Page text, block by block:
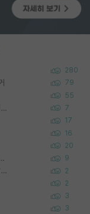
280
79
55
왜 후배가 못하는걸 교수님은 내 책임으로 돌리는걸까요? 7
17
16
20
박사진학하기에 2억은 괜찮은 (?) 정도의 경제력인가요 9
타대학원 컨텍 준비중인데, 지도교수님께는 언제 말씀드려야 할까요? 2
2
3
3